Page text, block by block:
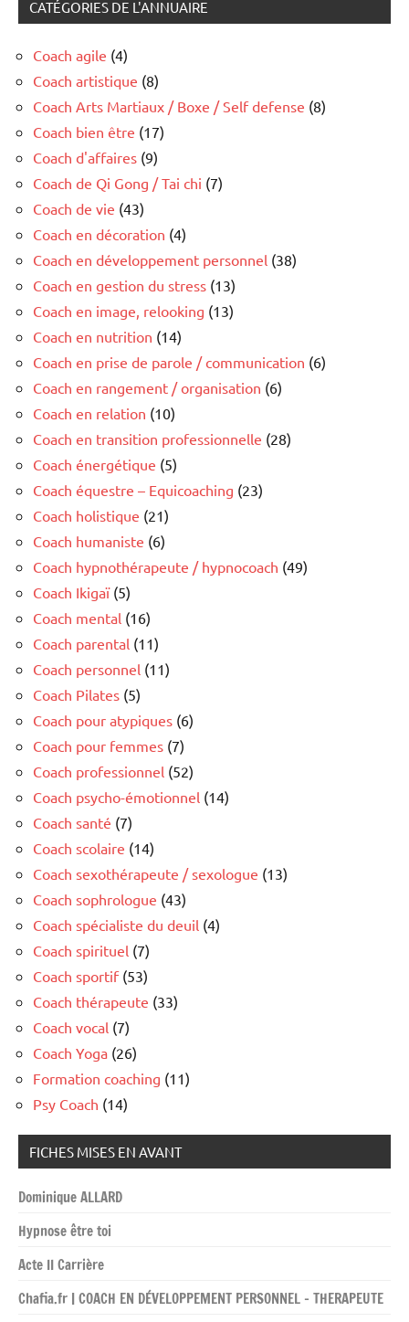
CATÉGORIES DE L'ANNUAIRE
Coach agile (4)
Coach artistique (8)
Coach Arts Martiaux / Boxe / Self defense (8)
Coach bien être (17)
Coach d'affaires (9)
Coach de Qi Gong / Tai chi (7)
Coach de vie (43)
Coach en décoration (4)
Coach en développement personnel (38)
Coach en gestion du stress (13)
Coach en image, relooking (13)
Coach en nutrition (14)
Coach en prise de parole / communication (6)
Coach en rangement / organisation (6)
Coach en relation (10)
Coach en transition professionnelle (28)
Coach énergétique (5)
Coach équestre – Equicoaching (23)
Coach holistique (21)
Coach humaniste (6)
Coach hypnothérapeute / hypnocoach (49)
Coach Ikigaï(5)
Coach mental (16)
Coach parental (11)
Coach personnel (11)
Coach Pilates (5)
Coach pour atypiques (6)
Coach pour femmes (7)
Coach professionnel (52)
Coach psycho-émotionnel (14)
Coach santé (7)
Coach scolaire (14)
Coach sexothérapeute / sexologue (13)
Coach sophrologue (43)
Coach spécialiste du deuil (4)
Coach spirituel (7)
Coach sportif(53)
Coach thérapeute (33)
Coach vocal (7)
Coach Yoga (26)
Formation coaching (11)
Psy Coach (14)
FICHES MISES EN AVANT
Dominique ALLARD
Hypnose être toi
Acte II Carrière
Chafia.fr | COACH EN DÉVELOPPEMENT PERSONNEL – THERAPEUTE